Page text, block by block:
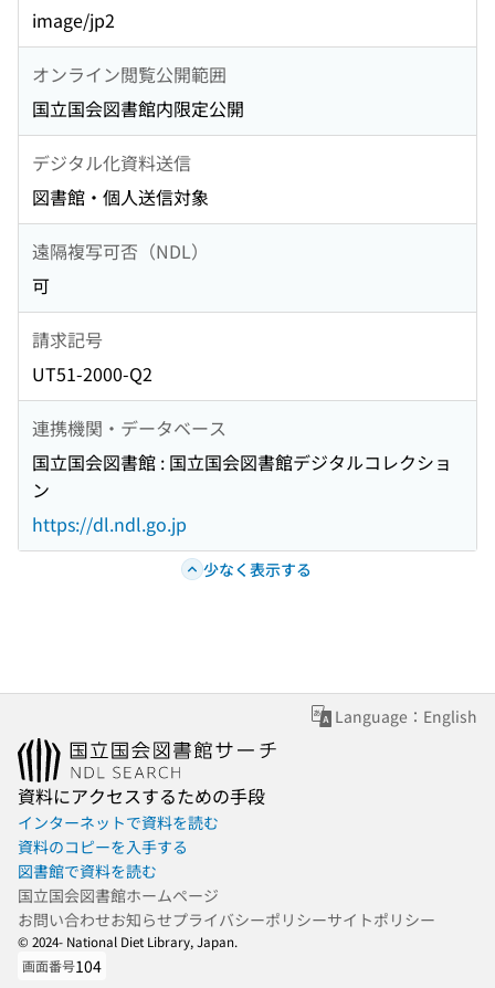
image/jp2
オンライン閲覧公開範囲
国立国会図書館内限定公開
デジタル化資料送信
図書館・個人送信対象
遠隔複写可否（NDL）
可
請求記号
UT51-2000-Q2
連携機関・データベース
国立国会図書館 : 国立国会図書館デジタルコレクショ
ン
https://dl.ndl.go.jp
少なく表示する
Language：English
資料にアクセスするための手段
インターネットで資料を読む
資料のコピーを入手する
図書館で資料を読む
国立国会図書館ホームページ
お問い合わせお知らせプライバシーポリシーサイトポリシー
© 2024- National Diet Library, Japan.
画面番号104